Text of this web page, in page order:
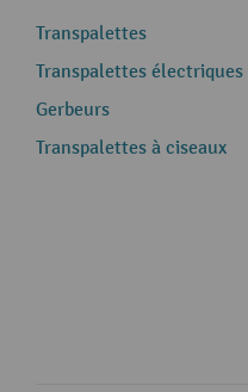
Transpalettes
Transpalettes électriques
Gerbeurs
Transpalettes à ciseaux